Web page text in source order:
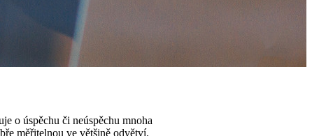
o úspěchu či neúspěchu mnoha
měřitelnou ve většině odvětví.